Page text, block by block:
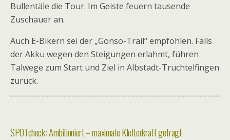
Bullentäle die Tour. Im Geiste feuern tausende
Zuschauer an.
Auch E-Bikern sei der „Gonso-Trail“ empfohlen. Falls
der Akku wegen den Steigungen erlahmt, führen
Talwege zum Start und Ziel in Albstadt-Truchtelfingen
zurück.
SPOTcheck: Ambitioniert – maximale Kletterkraft gefragt